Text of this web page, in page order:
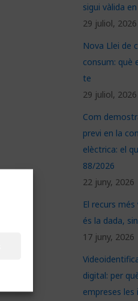
sigui vàlida
29 juliol, 2026
Nova Llei de
consum: què
te
29 juliol, 2026
Com
previ en la
elèctrica: el
88/2026
22 juny, 2026
El recurs
és la dada,
17 juny, 2026
digital: per
empreses